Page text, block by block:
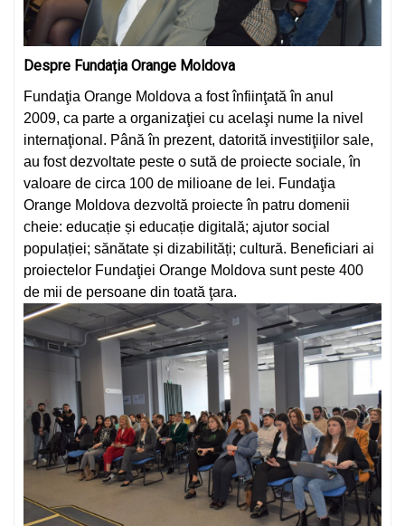
Despre Fundația Orange Moldova
Fundaţia Orange Moldova a fost înfiinţată în anul
2009, ca parte a organizaţiei cu acelaşi nume la nivel
internaţional. Până în prezent, datorită investiţiilor sale,
au fost dezvoltate peste o sută de proiecte sociale, în
valoare de circa 100 de milioane de lei. Fundaţia
Orange Moldova dezvoltă proiecte în patru domenii
cheie: educație și educație digitală; ajutor social
populației; sănătate și dizabilități; cultură. Beneficiari ai
proiectelor Fundaţiei Orange Moldova sunt peste 400
de mii de persoane din toată ţara.